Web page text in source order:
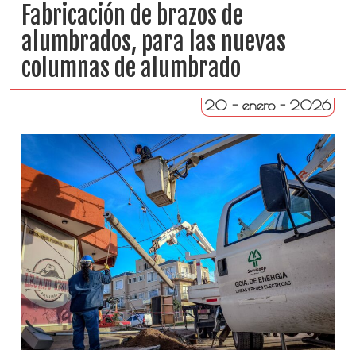
Fabricación de brazos de
alumbrados, para las nuevas
columnas de alumbrado
20 - enero - 2026